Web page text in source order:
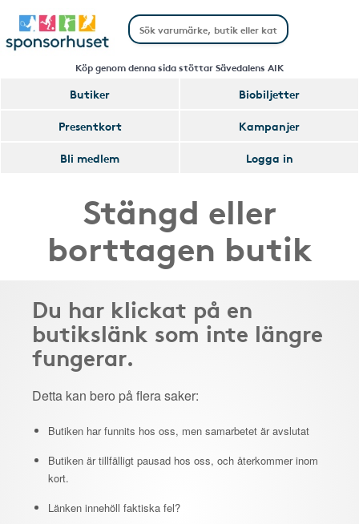
Köp genom denna sida stöttar Sävedalens AIK
Butiker
Biobiljetter
Presentkort
Kampanjer
Bli medlem
Logga in
Stängd eller
borttagen butik
Du har klickat på en
butikslänk som inte längre
fungerar.
Detta kan bero på flera saker:
Butiken har funnits hos oss, men samarbetet är avslutat
Butiken är tillfälligt pausad hos oss, och återkommer inom
kort.
Länken innehöll faktiska fel?